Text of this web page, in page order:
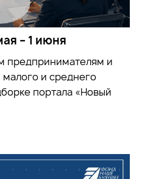
– 1 июня
предпринимателям и
и среднего
портала «Новый